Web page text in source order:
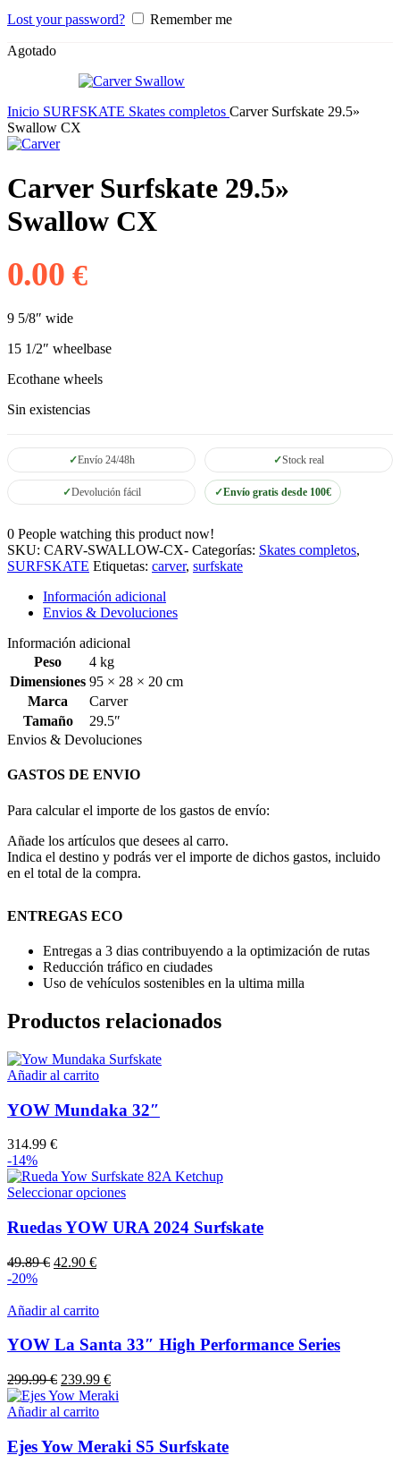
Lost your password? Remember me
Agotado
Inicio SURFSKATE Skates completos Carver Surfskate 29.5»
Swallow CX
Carver Surfskate 29.5»
Swallow CX
0.00 €
9 5/8″ wide
15 1/2″ wheelbase
Ecothane wheels
Sin existencias
Envío 24/48h Stock real
Devolución fácil Envío gratis desde 100€
0 People watching this product now!
SKU: CARV-SWALLOW-CX- Categorías: Skates completos,
SURFSKATE Etiquetas: carver, surfskate
Información adicional
Envios & Devoluciones
Información adicional
Peso
4 kg
Dimensiones 95 × 28 × 20 cm
Marca
Carver
Tamaño
29.5″
Envios & Devoluciones
GASTOS DE ENVIO
Para calcular el importe de los gastos de envío:
Añade los artículos que desees al carro.
Indica el destino y podrás ver el importe de dichos gastos, incluido
en el total de la compra.
ENTREGAS ECO
Entregas a 3 dias contribuyendo a la optimización de rutas
Reducción tráfico en ciudades
Uso de vehículos sostenibles en la ultima milla
Productos relacionados
Añadir al carrito
YOW Mundaka 32″
314.99 €
-14%
Seleccionar opcionesEste
tiene
múltiples
elegir
en
Ruedas YOW URA 2024 Surfskate
49.89€ El
era:
42.90 €El
es:
-20%
Añadir al carrito
YOW La Santa 33″ High Performance Series
299.99€ El
precio
original
299.99 €.
239.99 €El
precio
239.99 €.
Añadir al carrito
Ejes Yow Meraki S5 Surfskate